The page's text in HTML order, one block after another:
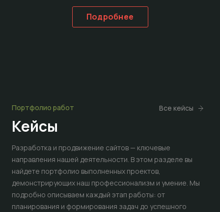
Подробнее
Портфолио работ
Кейсы
Все кейсы
Разработка и продвижение сайтов — ключевые
направления нашей деятельности. В этом разделе вы
найдете портфолио выполненных проектов,
демонстрирующих наш профессионализм и умение. Мы
подробно описываем каждый этап работы: от
планирования и формирования задач до успешного